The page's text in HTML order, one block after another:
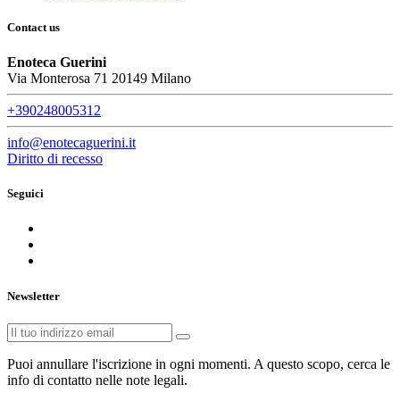
Contact us
Enoteca Guerini
Via Monterosa 71 20149 Milano
+390248005312
info@enotecaguerini.it
Diritto di recesso
Seguici
Newsletter
Puoi annullare l'iscrizione in ogni momenti. A questo scopo, cerca le
info di contatto nelle note legali.